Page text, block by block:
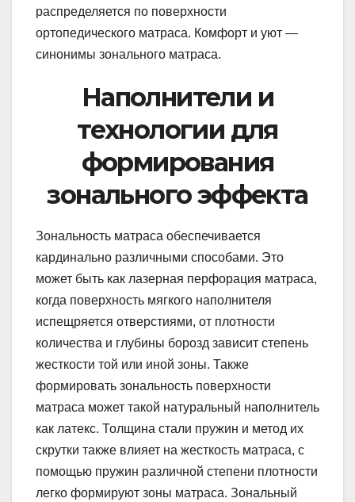
распределяется по поверхности
ортопедического матраса. Комфорт и уют —
синонимы зонального матраса.
Наполнители и
технологии для
формирования
зонального эффекта
Зональность матраса обеспечивается
кардинально различными способами. Это
может быть как лазерная перфорация матраса,
когда поверхность мягкого наполнителя
испещряется отверстиями, от плотности
количества и глубины борозд зависит степень
жесткости той или иной зоны. Также
формировать зональность поверхности
матраса может такой натуральный наполнитель
как латекс. Толщина стали пружин и метод их
скрутки также влияет на жесткость матраса, с
помощью пружин различной степени плотности
легко формируют зоны матраса. Зональный